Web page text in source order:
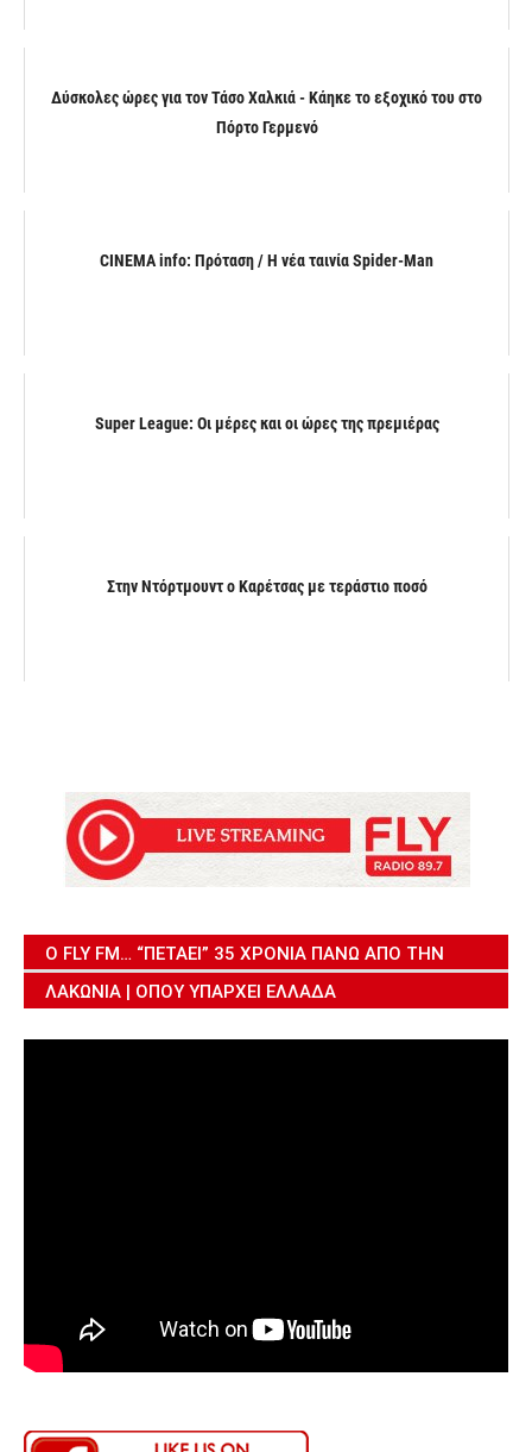
Δύσκολες ώρες για τον Τάσο Χαλκιά - Κάηκε το εξοχικό του στο
Πόρτο Γερμενό
CINEMA info: Πρόταση / Η νέα ταινία Spider-Man
Super League: Οι μέρες και οι ώρες της πρεμιέρας
Στην Ντόρτμουντ ο Καρέτσας με τεράστιο ποσό
Ο FLY FM… “ΠΕΤΆΕΙ” 35 ΧΡΌΝΙΑ ΠΆΝΩ ΑΠΌ ΤΗΝ
ΛΑΚΩΝΊΑ | ΌΠΟΥ ΥΠΆΡΧΕΙ ΕΛΛΆΔΑ